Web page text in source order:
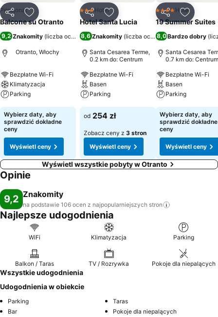
UdostępnijDodaj do ulubionych
Pensjonat
Balcone su Otranto
9,2 Znakomity (liczba ocen: 106)
Otranto, Włochy
Bezpłatne Wi-Fi
Klimatyzacja
Parking
Wyświetl ceny
Wybierz daty, aby
sprawdzić dokładne
ceny
Wyświetl ceny
UdostępnijDodaj do ulubionych
3 Kategoria
Hotel
Hotel Santa Lucia
8,6 Znakomity (liczba ocen: 1154)
Santa Cesarea Terme,
0.2 km do: Centrum
Bezpłatne Wi-Fi
Basen
Parking
Wyświetl ceny
od 254 zł
Zobacz ceny z 3 stron
Wyświetl ceny
UdostępnijDodaj
4 Kategoria
Hotel
19 Summer Suites
8,0Bardzo dobry (
Santa Cesarea
0.7 km do: Centrum
Bezpłatne Wi-Fi
Basen
Parking
Wyświetl ceny
Wybierz daty, aby
sprawdzić dokładne
ceny
Wyświetl ceny
Wyświetl wszystkie pobyty w Otranto
Opinie
9,2 Znakomity
na podstawie 106 ocen z najpopularniejszych stron
Najlepsze udogodnienia
WiFi Klimatyzacja Parking
Balkon / Taras TV / Rozrywka Pokoje dla niepalących
Wszystkie udogodnienia
Udogodnienia w obiekcie
Parking
Taras
Bar
Pokoje dla niepalących